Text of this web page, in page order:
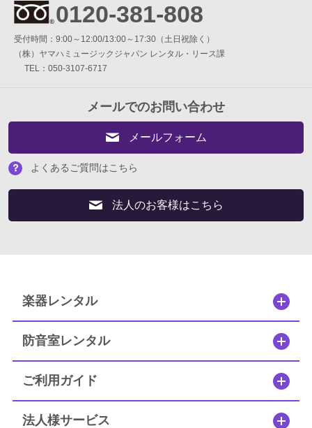
管楽器
弦楽器
アコースティックピアノ
セフィーネNS MCプラン
0120-381-808
受付時間：9:00～12:00/13:00～17:30（土日祝除く）
（株）ヤマハミュージックジャパン レンタル・リース課
TEL：050-3107-6717
メールでのお問い合わせ
メールフォーム
よくあるご質問はこちら
法人のお客様はこちら
楽器レンタル
防音室レンタル
ご利用ガイド
法人様サービス